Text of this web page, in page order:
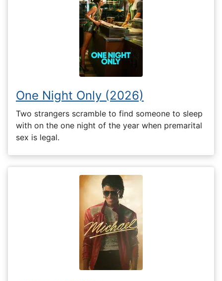
One Night Only (2026)
Two strangers scramble to find someone to sleep
with on the one night of the year when premarital
sex is legal.